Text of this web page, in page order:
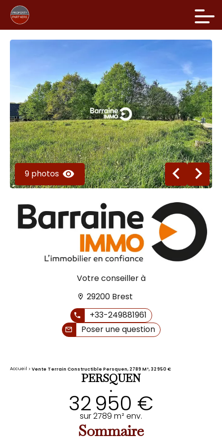
9 photos
Votre conseiller à
29200 Brest
+33-249881961
Poser une question
Accueil Vente Terrain Constructible Persquen, 2789 M², 32 950 €
PERSQUEN
•
32 950 €
sur 2789 m² env.
Sommaire